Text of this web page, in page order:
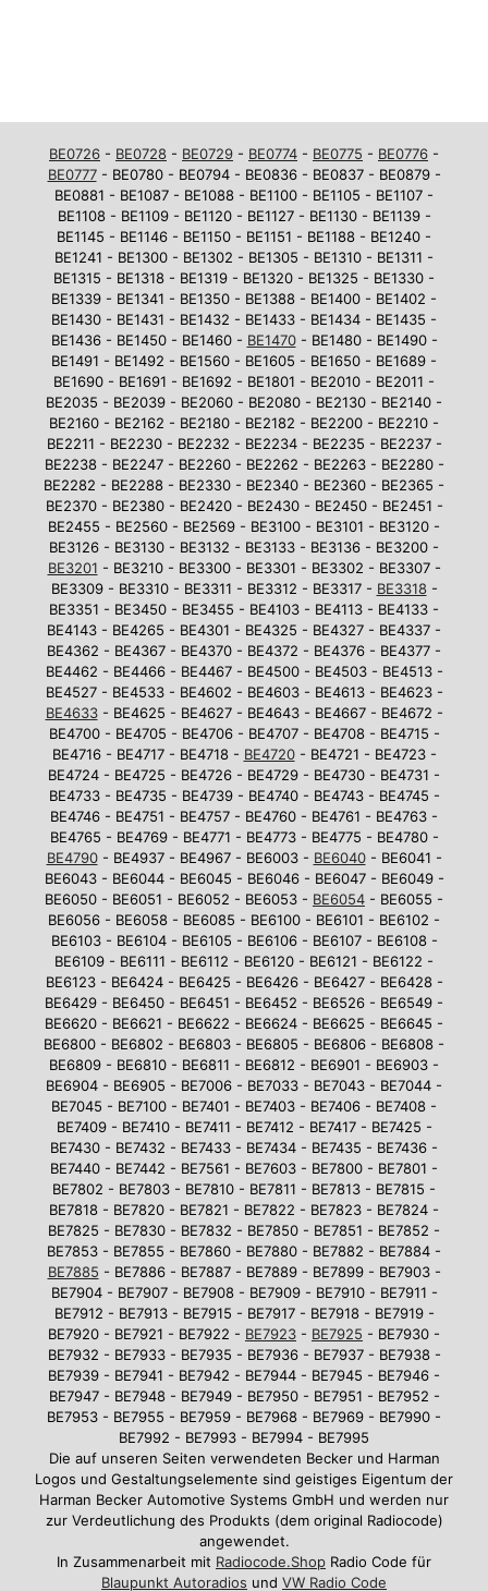
BE0726 - BE0728 - BE0729 - BE0774 - BE0775 - BE0776 -
BE0777- BE0780 - BE0794 - BE0836 - BE0837 - BE0879 -
BE0881 - BE1087 - BE1088 - BE1100 - BE1105 - BE1107 -
BE1108 - BE1109 - BE1120 - BE1127 - BE1130 - BE1139 -
BE1145 - BE1146 - BE1150 - BE1151 - BE1188 - BE1240 -
BE1241 - BE1300 - BE1302 - BE1305 - BE1310 - BE1311 -
BE1315 - BE1318 - BE1319 - BE1320 - BE1325 - BE1330 -
BE1339 - BE1341 - BE1350 - BE1388 - BE1400 - BE1402 -
BE1430 - BE1431 - BE1432 - BE1433 - BE1434 - BE1435 -
BE1436 - BE1450 - BE1460 - BE1470- BE1480 - BE1490 -
BE1491 - BE1492 - BE1560 - BE1605 - BE1650 - BE1689 -
BE1690 - BE1691 - BE1692 - BE1801 - BE2010 - BE2011 -
BE2035 - BE2039 - BE2060 - BE2080 - BE2130 - BE2140 -
BE2160 - BE2162 - BE2180 - BE2182 - BE2200 - BE2210 -
BE2211 - BE2230 - BE2232 - BE2234 - BE2235 - BE2237 -
BE2238 - BE2247 - BE2260 - BE2262 - BE2263 - BE2280 -
BE2282 - BE2288 - BE2330 - BE2340 - BE2360 - BE2365 -
BE2370 - BE2380 - BE2420 - BE2430 - BE2450 - BE2451 -
BE2455 - BE2560 - BE2569 - BE3100 - BE3101 - BE3120 -
BE3126 - BE3130 - BE3132 - BE3133 - BE3136 - BE3200 -
BE3201 - BE3210 - BE3300 - BE3301 - BE3302 - BE3307 -
BE3309 - BE3310 - BE3311 - BE3312 - BE3317 - BE3318-
BE3351 - BE3450 - BE3455 - BE4103 - BE4113 - BE4133 -
BE4143 - BE4265 - BE4301 - BE4325 - BE4327 - BE4337 -
BE4362 - BE4367 - BE4370 - BE4372 - BE4376 - BE4377 -
BE4462 - BE4466 - BE4467 - BE4500 - BE4503 - BE4513 -
BE4527 - BE4533 - BE4602 - BE4603 - BE4613 - BE4623 -
BE4633- BE4625 - BE4627 - BE4643 - BE4667 - BE4672 -
BE4700 - BE4705 - BE4706 - BE4707 - BE4708 - BE4715 -
BE4716 - BE4717 - BE4718 - BE4720- BE4721 - BE4723 -
BE4724 - BE4725 - BE4726 - BE4729 - BE4730 - BE4731 -
BE4733 - BE4735 - BE4739 - BE4740 - BE4743 - BE4745 -
BE4746 - BE4751 - BE4757 - BE4760 - BE4761 - BE4763 -
BE4765 - BE4769 - BE4771 - BE4773 - BE4775 - BE4780 -
BE4790- BE4937 - BE4967 - BE6003 - BE6040- BE6041 -
BE6043 - BE6044 - BE6045 - BE6046 - BE6047 - BE6049 -
BE6050 - BE6051 - BE6052 - BE6053 - BE6054 - BE6055 -
BE6056 - BE6058 - BE6085 - BE6100 - BE6101 - BE6102 -
BE6103 - BE6104 - BE6105 - BE6106 - BE6107 - BE6108 -
BE6109 - BE6111 - BE6112 - BE6120 - BE6121 - BE6122 -
BE6123 - BE6424 - BE6425 - BE6426 - BE6427 - BE6428 -
BE6429 - BE6450 - BE6451 - BE6452 - BE6526 - BE6549 -
BE6620 - BE6621 - BE6622 - BE6624 - BE6625 - BE6645 -
BE6800 - BE6802 - BE6803 - BE6805 - BE6806 - BE6808 -
BE6809 - BE6810 - BE6811 - BE6812 - BE6901 - BE6903 -
BE6904 - BE6905 - BE7006 - BE7033 - BE7043 - BE7044 -
BE7045 - BE7100 - BE7401 - BE7403 - BE7406 - BE7408 -
BE7409 - BE7410 - BE7411 - BE7412 - BE7417 - BE7425 -
BE7430 - BE7432 - BE7433 - BE7434 - BE7435 - BE7436 -
BE7440 - BE7442 - BE7561 - BE7603 - BE7800 - BE7801 -
BE7802 - BE7803 - BE7810 - BE7811 - BE7813 - BE7815 -
BE7818 - BE7820 - BE7821 - BE7822 - BE7823 - BE7824 -
BE7825 - BE7830 - BE7832 - BE7850 - BE7851 - BE7852 -
BE7853 - BE7855 - BE7860 - BE7880 - BE7882 - BE7884 -
BE7885 - BE7886 - BE7887 - BE7889 - BE7899 - BE7903 -
BE7904 - BE7907 - BE7908 - BE7909 - BE7910 - BE7911 -
BE7912 - BE7913 - BE7915 - BE7917 - BE7918 - BE7919 -
BE7920 - BE7921 - BE7922 - BE7923 - BE7925 - BE7930 -
BE7932 - BE7933 - BE7935 - BE7936 - BE7937 - BE7938 -
BE7939 - BE7941 - BE7942 - BE7944 - BE7945 - BE7946 -
BE7947 - BE7948 - BE7949 - BE7950 - BE7951 - BE7952 -
BE7953 - BE7955 - BE7959 - BE7968 - BE7969 - BE7990 -
BE7992 - BE7993 - BE7994 - BE7995
Die auf unseren Seiten verwendeten Becker und Harman
Logos und Gestaltungselemente sind geistiges Eigentum der
Harman Becker Automotive Systems GmbH und werden nur
zur Verdeutlichung des Produkts (dem original Radiocode)
angewendet.
In Zusammenarbeit mit Radiocode.Shop Radio Code für
Blaupunkt Autoradios und VW Radio Code